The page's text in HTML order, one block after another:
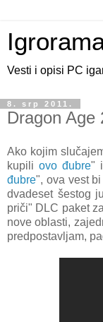
Vesti i opisi PC
8. srp 2011.
Dragon Age
Ako kojim
kupili ovo đubre"
đubre", ova vest
dvadeset šestog
priči" DLC paket za
nove oblasti,
predpostavljam,